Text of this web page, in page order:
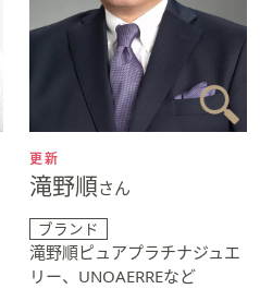
更新
滝野順さん
ブランド
滝野順ピュアプラチナジュエ
リー、UNOAERREなど